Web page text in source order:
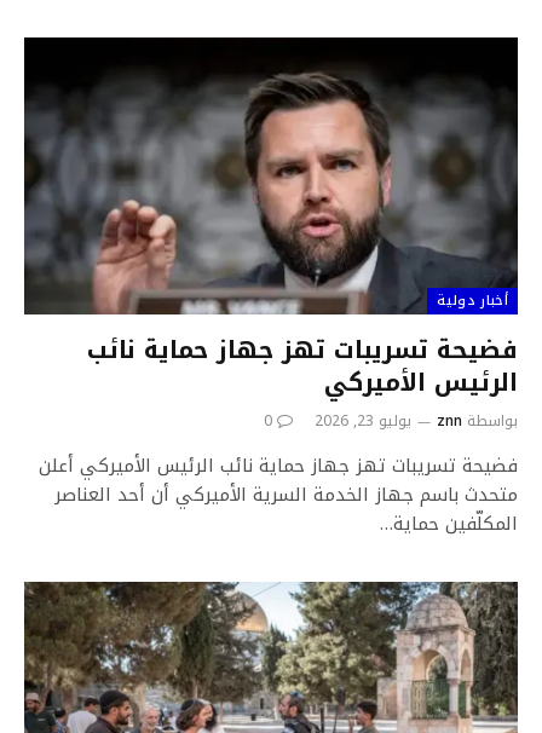
أخبار دولية
فضيحة تسريبات تهز جهاز حماية نائب
الرئيس الأميركي
بواسطة znn يوليو 23, 2026 0
فضيحة تسريبات تهز جهاز حماية نائب الرئيس الأميركي أعلن
متحدث باسم جهاز الخدمة السرية الأميركي أن أحد العناصر
المكلّفين حماية…